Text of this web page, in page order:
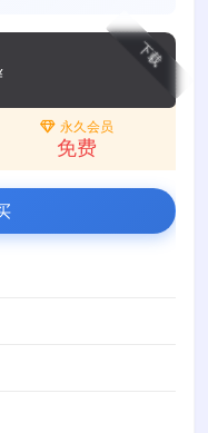
下载
永久会员
免费